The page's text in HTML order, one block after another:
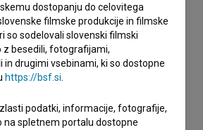
dostopanju do celovitega
filmske produkcije in filmske
so sodelovali slovenski filmski
z besedili, fotografijami,
in drugimi vsebinami, ki so dostopne
https://bsf.si
podatki, informacije, fotografije,
na spletnem portalu dostopne